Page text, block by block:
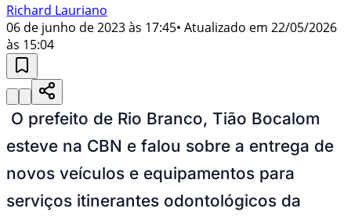
Richard Lauriano
06 de junho de 2023 às 17:45• Atualizado em 22/05/2026
às 15:04
O prefeito de Rio Branco, Tião Bocalom
esteve na CBN e falou sobre a entrega de
novos veículos e equipamentos para
serviços itinerantes odontológicos da